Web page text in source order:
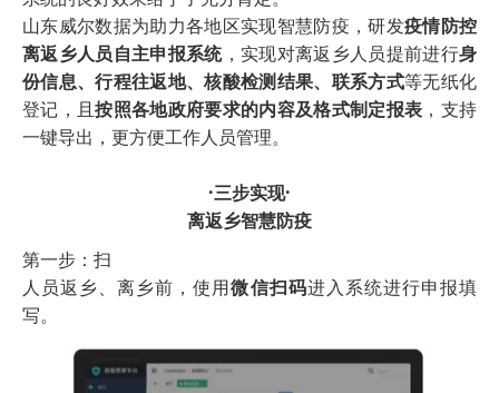
山东威尔数据为助力各地区实现智慧防疫，研发疫情防控
离返乡人员自主申报系统，实现对离返乡人员提前进行身
份信息、行程往返地、核酸检测结果、联系方式等无纸化
登记，且按照各地政府要求的内容及格式制定报表 ，支持
一键导出，更方便工作人员管理。
·三步实现·
离返乡智慧防疫
第一步：扫
人员返乡、离乡前，使用微信扫码进入系统进行申报填
写。